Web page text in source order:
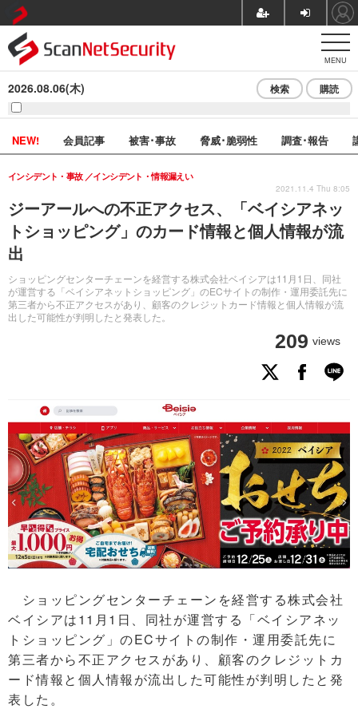
MENU
2026.08.06(木) 検索 購読
NEW! 会員記事 被害･事故 脅威･脆弱性 調査･報告
ジーアールへの不正アクセス、「ベイシアネッ
トショッピング」のカード情報と個人情報が流
出
ショッピングセンターチェーンを経営する株式会社ベイシアは11月1日、同社
が運営する「ベイシアネットショッピング」のECサイトの制作・運用委託先に
第三者から不正アクセスがあり、顧客のクレジットカード情報と個人情報が流
出した可能性が判明したと発表した。
インシデント・事故 インシデント・情報漏えい
209 views
2021.11.4 Thu 8:05
ショッピングセンターチェーンを経営する株式会社
ベイシアは11月1日、同社が運営する「ベイシアネッ
トショッピング」のECサイトの制作・運用委託先に
第三者から不正アクセスがあり、顧客のクレジットカ
ード情報と個人情報が流出した可能性が判明したと発
表した。